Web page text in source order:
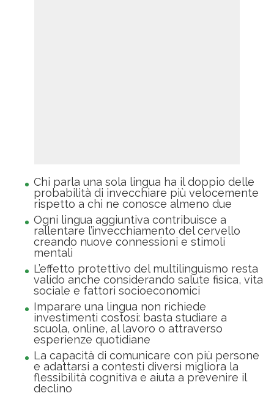
Chi parla una sola lingua ha il doppio delle
probabilità di invecchiare più velocemente
rispetto a chi ne conosce almeno due
Ogni lingua aggiuntiva contribuisce a
rallentare l’invecchiamento del cervello
creando nuove connessioni e stimoli
mentali
L’effetto protettivo del multilinguismo resta
valido anche considerando salute fisica, vita
sociale e fattori socioeconomici
Imparare una lingua non richiede
investimenti costosi: basta studiare a
scuola, online, al lavoro o attraverso
esperienze quotidiane
La capacità di comunicare con più persone
e adattarsi a contesti diversi migliora la
flessibilità cognitiva e aiuta a prevenire il
declino